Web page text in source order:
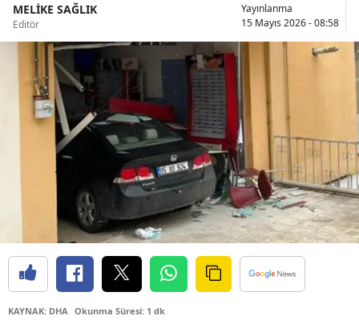
Bingöl
Bolu
Burdur
Bursa
Çanakkale
Çankırı
MELİKE SAĞLIK
Editör
Yayınlanma
15 Mayıs 2026 - 08:58
KAYNAK: DHA Okunma Süresi: 1 dk